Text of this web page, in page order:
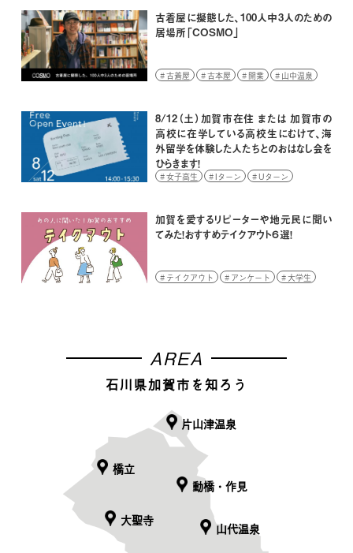
古着屋に擬態した、100人中3人のための
居場所「COSMO」
古着屋 古本屋 開業 山中温泉
8/12（土）加賀市在住 または 加賀市の
高校に在学している高校生にむけて、海
外留学を体験した人たちとのおはなし会を
ひらきます！
女子高生 Iターン
Uターン
加賀を愛するリピーターや地元民に聞い
てみた！おすすめテイクアウト６選！
テイクアウト アンケート 大学生
AREA
石川県加賀市を知ろう
大聖寺
動橋・作見
片山津温泉
橋立
山代温泉